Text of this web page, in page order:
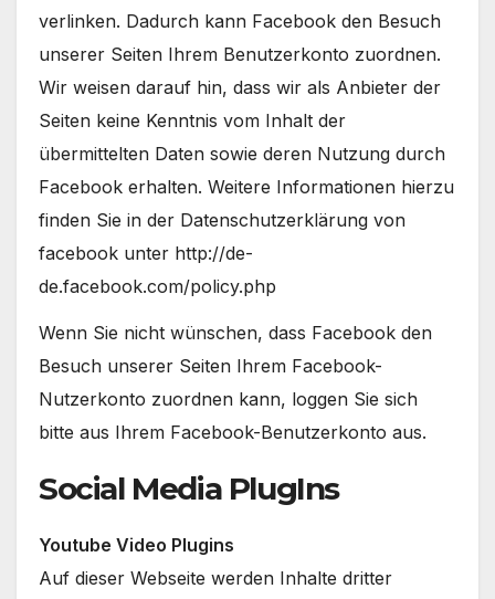
verlinken. Dadurch kann Facebook den Besuch
unserer Seiten Ihrem Benutzerkonto zuordnen.
Wir weisen darauf hin, dass wir als Anbieter der
Seiten keine Kenntnis vom Inhalt der
übermittelten Daten sowie deren Nutzung durch
Facebook erhalten. Weitere Informationen hierzu
finden Sie in der Datenschutzerklärung von
facebook unter http://de-
de.facebook.com/policy.php
Wenn Sie nicht wünschen, dass Facebook den
Besuch unserer Seiten Ihrem Facebook-
Nutzerkonto zuordnen kann, loggen Sie sich
bitte aus Ihrem Facebook-Benutzerkonto aus.
Social Media PlugIns
Youtube Video Plugins
Auf dieser Webseite werden Inhalte dritter